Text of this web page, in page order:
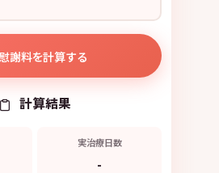
謝料を計算する
計算結果
実治療日数
-